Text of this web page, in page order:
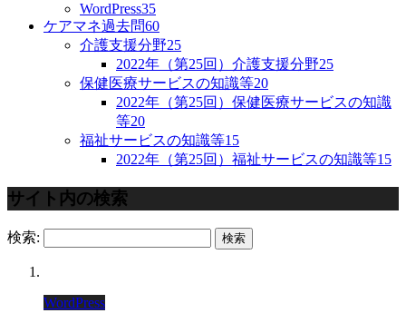
WordPress35
ケアマネ過去問60
介護支援分野25
2022年（第25回）介護支援分野25
保健医療サービスの知識等20
2022年（第25回）保健医療サービスの知識
等20
福祉サービスの知識等15
2022年（第25回）福祉サービスの知識等15
サイト内の検索
検索:
WordPress